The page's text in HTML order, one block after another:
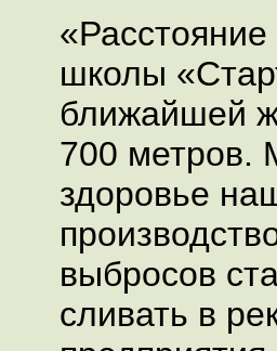
школы
ближайшей
700 метров.
здоровье
выбросов
сливать в